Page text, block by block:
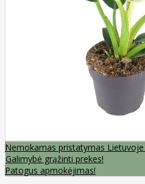
Nemokamas pristatymas
Galimybė grąžinti prekes!
Patogus apmokėjimas!